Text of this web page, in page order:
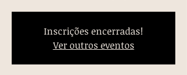
Inscrições encerradas!
Ver outros eventos